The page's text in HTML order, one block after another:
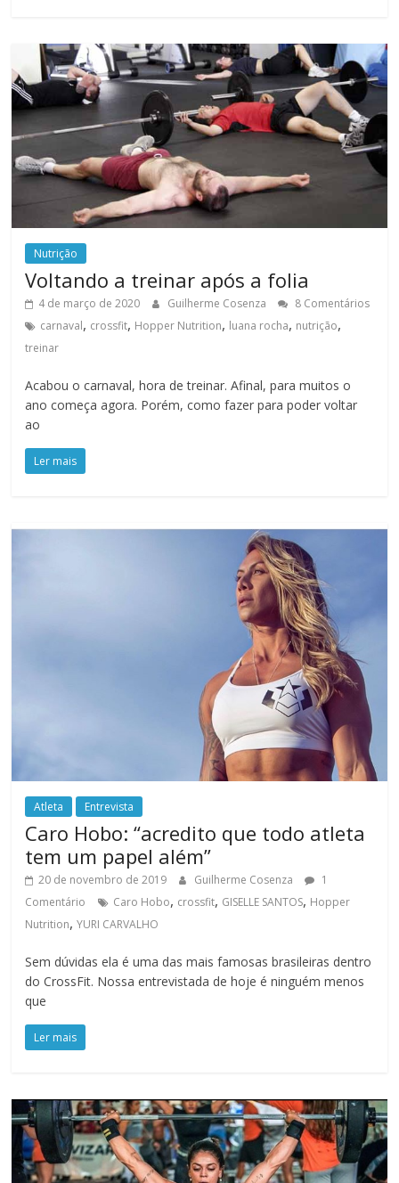
Nutrição
Voltando a treinar após a folia
4 de março de 2020 Guilherme Cosenza
8 Comentários
carnaval, crossfit, Hopper Nutrition, luana rocha, nutrição,
treinar
Acabou o carnaval, hora de treinar. Afinal, para muitos o
ano começa agora. Porém, como fazer para poder voltar
ao
Ler mais
Atleta Entrevista
Caro Hobo: “acredito que todo atleta
tem um papel além”
20 de novembro de 2019 Guilherme Cosenza
1
Comentário
Caro Hobo, crossfit, GISELLE SANTOS, Hopper
Nutrition,YURI CARVALHO
Sem dúvidas ela é uma das mais famosas brasileiras dentro
do CrossFit. Nossa entrevistada de hoje é ninguém menos
que
Ler mais